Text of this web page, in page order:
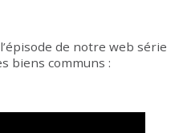
de notre web série
biens communs :